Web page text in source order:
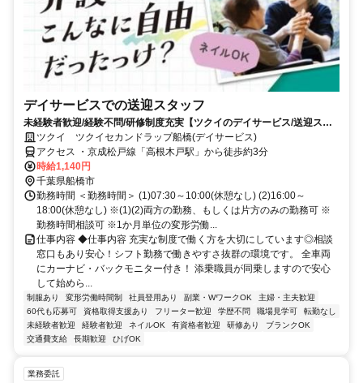
デイサービスでの送迎スタッフ
未経験者歓迎/経験不問/研修制度充実【ツクイのデイサービス/送迎スタ
ッフ求人】
ツクイ ツクイセカンドラップ船橋(デイサービス)
アクセス ・京成松戸線「高根木戸駅」から徒歩約3分
時給1,140円
千葉県船橋市
勤務時間 ＜勤務時間＞ (1)07:30～10:00(休憩なし) (2)16:00～
18:00(休憩なし) ※(1)(2)両方の勤務、もしくは片方のみの勤務可 ※
勤務時間相談可 ※1か月単位の変形労働...
仕事内容 ◆仕事内容 充実な制度で働く方を大切にしています◎相談
窓口もあり安心！シフト勤務で働きやすさ抜群の環境です。 全車両
にカーナビ・バックモニター付き！ 添乗職員が同乗しますので安心
して始めら...
制服あり 変形労働時間制 社員登用あり 副業・WワークOK
主婦・主夫歓迎
60代も応募可
資格取得支援あり フリーター歓迎 学歴不問 職場見学可
転勤なし
未経験者歓迎
経験者歓迎 ネイルOK 有資格者歓迎 研修あり
ブランクOK
交通費支給
長期歓迎 ひげOK
業務委託